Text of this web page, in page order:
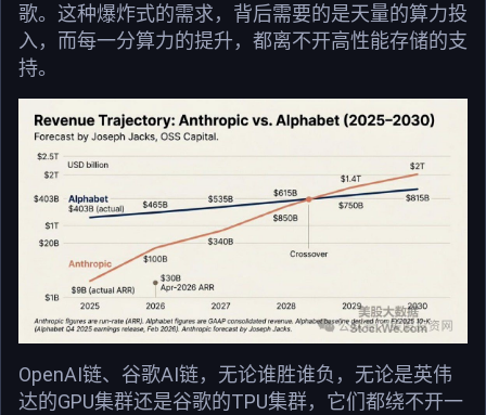
歌。这种爆炸式的需求，背后需要的是天量的算力投
入，而每一分算力的提升，都离不开高性能存储的支
持。
OpenAI链、谷歌AI链，无论谁胜谁负，无论是英伟
达的GPU集群还是谷歌的TPU集群，它们都绕不开一